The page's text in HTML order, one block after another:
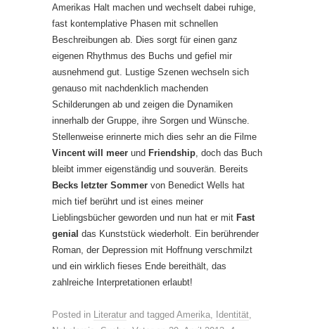
Amerikas Halt machen und wechselt dabei ruhige,
fast kontemplative Phasen mit schnellen
Beschreibungen ab. Dies sorgt für einen ganz
eigenen Rhythmus des Buchs und gefiel mir
ausnehmend gut. Lustige Szenen wechseln sich
genauso mit nachdenklich machenden
Schilderungen ab und zeigen die Dynamiken
innerhalb der Gruppe, ihre Sorgen und Wünsche.
Stellenweise erinnerte mich dies sehr an die Filme
Vincent will meer und Friendship , doch das Buch
bleibt immer eigenständig und souverän. Bereits
Becks letzter Sommer von Benedict Wells hat
mich tief berührt und ist eines meiner
Lieblingsbücher geworden und nun hat er mit Fast
genial das Kunststück wiederholt. Ein berührender
Roman, der Depression mit Hoffnung verschmilzt
und ein wirklich fieses Ende bereithält, das
zahlreiche Interpretationen erlaubt!
Posted in Literatur and tagged Amerika Identität